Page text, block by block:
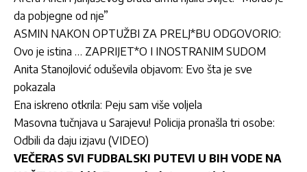
da pobjegne od nje”
ASMIN NAKON OPTUŽBI ZA PRELJ*BU ODGOVORIO:
Ovo je istina … ZAPRIJET*O I INOSTRANIM SUDOM
Anita Stanojlović oduševila objavom: Evo šta je sve
pokazala
Ena iskreno otkrila: Peju sam više voljela
Masovna tučnjava u Sarajevu! Policija pronašla tri osobe:
Odbili da daju izjavu (VIDEO)
VEČERAS SVI FUDBALSKI PUTEVI U BIH VODE NA